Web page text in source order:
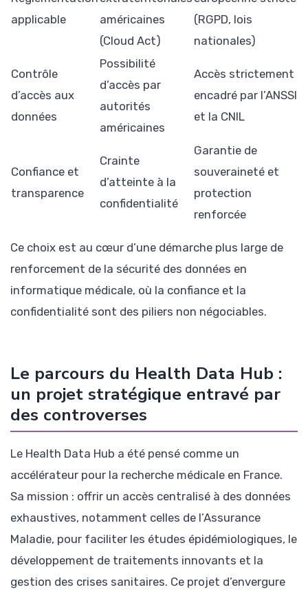
applicable
américaines
(Cloud Act)
(RGPD, lois
nationales)
Contrôle
d’accès aux
données
Possibilité
d’accès par
autorités
américaines
Accès strictement
encadré par l’ANSSI
et la CNIL
Confiance et
transparence
Crainte
d’atteinte à la
confidentialité
Garantie de
souveraineté et
protection
renforcée
Ce choix est au cœur d’une démarche plus large de
renforcement de la sécurité des données en
informatique médicale, où la confiance et la
confidentialité sont des piliers non négociables.
Le parcours du Health Data Hub :
un projet stratégique entravé par
des controverses
Le Health Data Hub a été pensé comme un
accélérateur pour la recherche médicale en France.
Sa mission : offrir un accès centralisé à des données
exhaustives, notamment celles de l’Assurance
Maladie, pour faciliter les études épidémiologiques, le
développement de traitements innovants et la
gestion des crises sanitaires. Ce projet d’envergure